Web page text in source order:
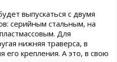
выпускаться с двумя
серийным стальным, на
Для
нижняя траверса, в
его крепления. А это, в свою